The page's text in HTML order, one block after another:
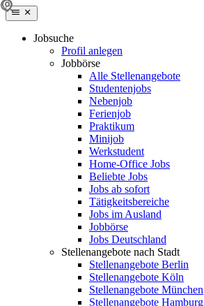
Jobsuche
Profil anlegen
Jobbörse
Alle Stellenangebote
Studentenjobs
Nebenjob
Ferienjob
Praktikum
Minijob
Werkstudent
Home-Office Jobs
Beliebte Jobs
Jobs ab sofort
Tätigkeitsbereiche
Jobs im Ausland
Jobbörse
Jobs Deutschland
Stellenangebote nach Stadt
Stellenangebote Berlin
Stellenangebote Köln
Stellenangebote München
Stellenangebote Hamburg